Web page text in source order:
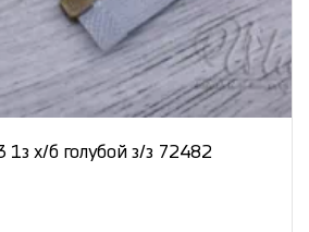
х/б голубой з/з 72482